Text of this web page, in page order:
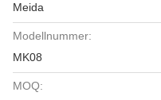
Meida
Modellnummer:
MK08
MOQ: